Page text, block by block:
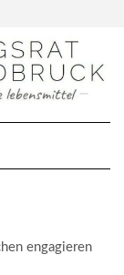
engagieren